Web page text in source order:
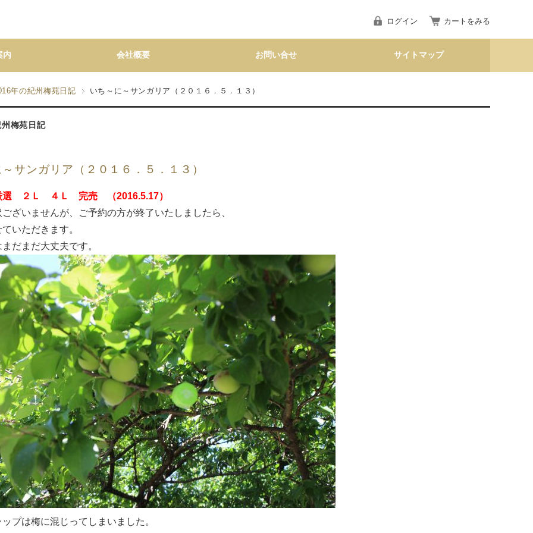
ログイン カートをみる
内 会社概要 お問い合せ サイトマップ
年の紀州梅苑日記 いち～に～サンガリア（２０１６．５．１３）
梅苑日記
サンガリア（２０１６．５．１３）
２Ｌ ４Ｌ 完売 （2016.5.17）
ざいませんが、ご予約の方が終了いたしましたら、
いただきます。
だまだ大丈夫です。
プは梅に混じってしまいました。